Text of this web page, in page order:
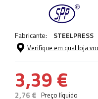
Fabricante: STEELPRESS
Verifique em qual loja
3,39 €
2,76 € Preço líquido